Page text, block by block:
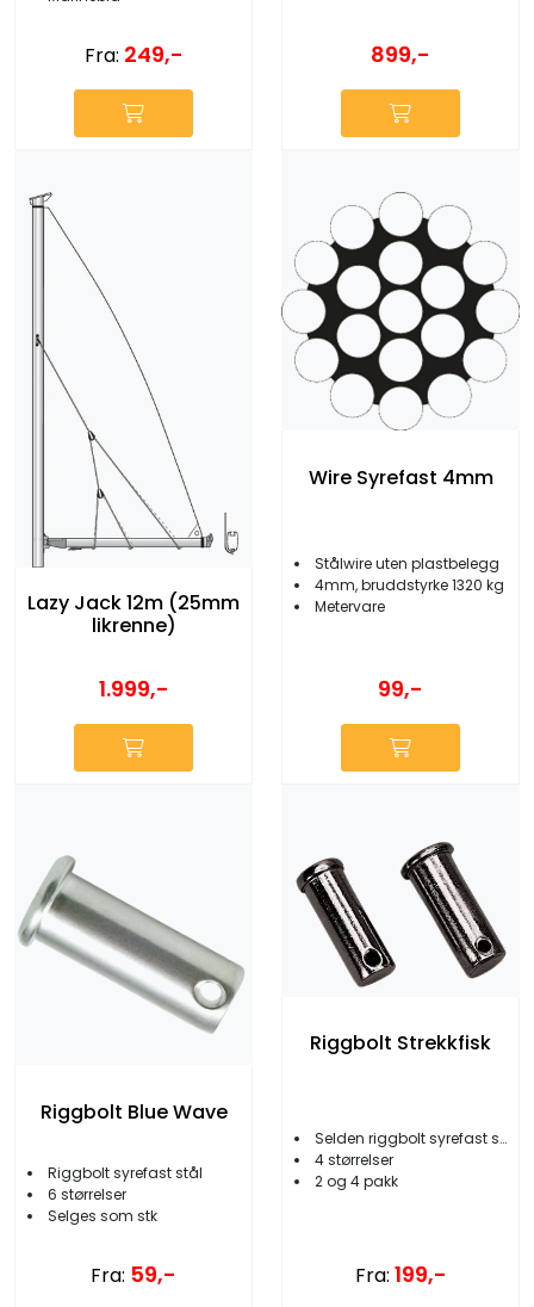
Fra: 249,- 899,-
Lazy Jack 12m (25mm
likrenne)
1.999,-
Wire Syrefast 4mm
Stålwire uten plastbelegg
4mm, bruddstyrke 1320 kg
Metervare
99,-
Riggbolt Blue Wave
Riggbolt syrefast stål
6 størrelser
Selges som stk
Fra: 59,-
Riggbolt Strekkfisk
Selden riggbolt syrefast stål
4 størrelser
2 og 4 pakk
Fra: 199,-